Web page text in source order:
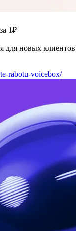
1₽
для новых
rabotu-voicebox/